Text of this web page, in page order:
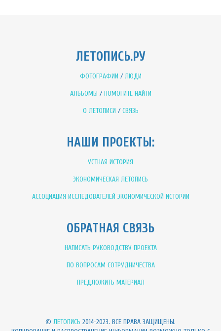
ЛЕТОПИСЬ.РУ
ФОТОГРАФИИ /ЛЮДИ
АЛЬБОМЫ /ПОМОГИТЕ НАЙТИ
О ЛЕТОПИСИ /СВЯЗЬ
НАШИ ПРОЕКТЫ:
УСТНАЯ ИСТОРИЯ
ЭКОНОМИЧЕСКАЯ ЛЕТОПИСЬ
АССОЦИАЦИЯ ИССЛЕДОВАТЕЛЕЙ ЭКОНОМИЧЕСКОЙ ИСТОРИИ
ОБРАТНАЯ СВЯЗЬ
НАПИСАТЬ РУКОВОДСТВУ ПРОЕКТА
ПО ВОПРОСАМ СОТРУДНИЧЕСТВА
ПРЕДЛОЖИТЬ МАТЕРИАЛ
© ЛЕТОПИСЬ 2014-2023. ВСЕ ПРАВА ЗАЩИЩЕНЫ.